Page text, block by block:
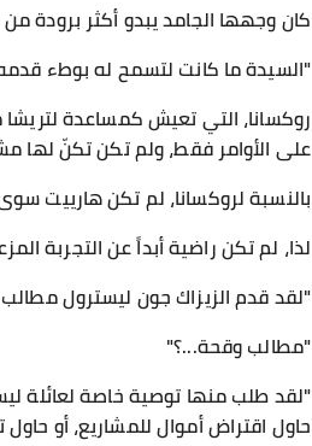
كان وجهها الجامد يبدو أكثر برودة من
​"السيدة ما كانت لتسمح له بوطء
​روكسانا، التي تعيش كمساعدة
على الأوامر فقط، ولم تكن تكنّ لها
بالنسبة لروكسانا، لم تكن هارييت
لذا، لم تكن راضية أبداً عن التجربة
​"لقد قدم الزيزاك جون ليسترول
"مطالب وقحة...؟"
"لقد طلب منها توصية خاصة لعائلة
حاول اقتراض أموال للمشاريع، أو